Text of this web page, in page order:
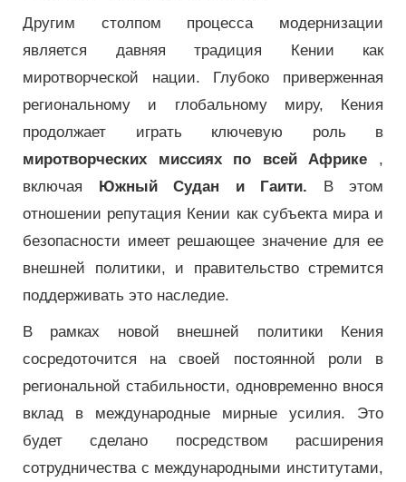
Другим столпом процесса модернизации
является давняя традиция Кении как
миротворческой нации. Глубоко приверженная
региональному и глобальному миру, Кения
продолжает играть ключевую роль в
миротворческих миссиях по всей Африке ,
включая Южный Судан и Гаити. В этом
отношении репутация Кении как субъекта мира и
безопасности имеет решающее значение для ее
внешней политики, и правительство стремится
поддерживать это наследие.
В рамках новой внешней политики Кения
сосредоточится на своей постоянной роли в
региональной стабильности, одновременно внося
вклад в международные мирные усилия. Это
будет сделано посредством расширения
сотрудничества с международными институтами,